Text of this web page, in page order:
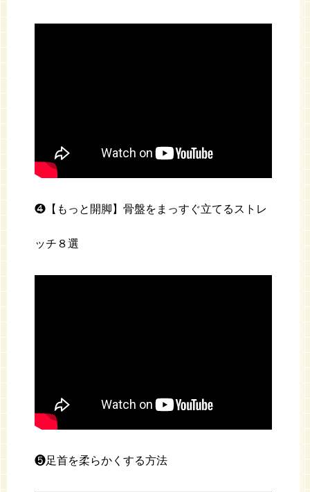
❹【もっと開脚】骨盤をまっすぐ立てるストレ
ッチ８選
❺足首を柔らかくする方法